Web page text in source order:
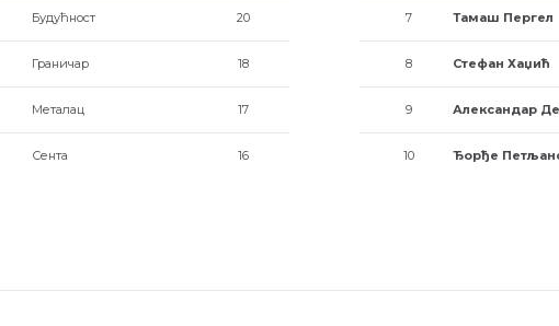
Будућност 20
Граничар 18
Металац 17
Сента 16
7 Тамаш Пергел
8 Стефан Хаџић
9 Александар
10 Ђорђе